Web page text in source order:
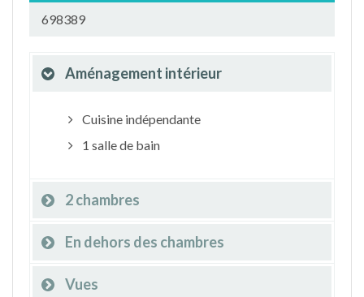
698389
Aménagement intérieur
Cuisine indépendante
1 salle de bain
2 chambres
En dehors des chambres
Vues